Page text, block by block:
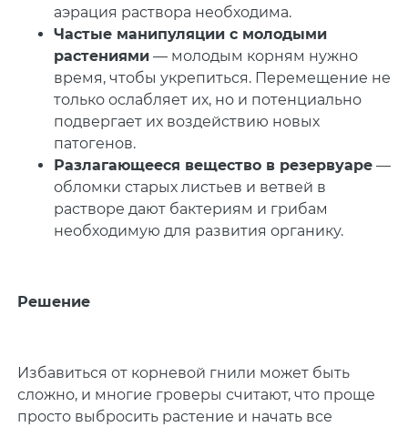
аэрация раствора необходима.
Частые манипуляции с молодыми
растениями — молодым корням нужно
время, чтобы укрепиться. Перемещение не
только ослабляет их, но и потенциально
подвергает их воздействию новых
патогенов.
Разлагающееся вещество в резервуаре —
обломки старых листьев и ветвей в
растворе дают бактериям и грибам
необходимую для развития органику.
Решение
Избавиться от корневой гнили может быть
сложно, и многие гроверы считают, что проще
просто выбросить растение и начать все